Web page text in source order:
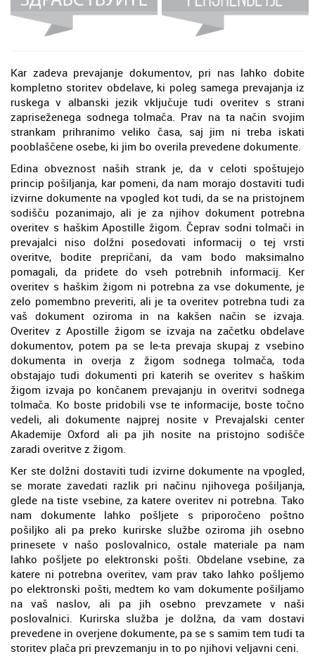
Kar zadeva prevajanje dokumentov, pri nas lahko dobite
kompletno storitev obdelave, ki poleg samega prevajanja iz
ruskega v albanski jezik vključuje tudi overitev s strani
zapriseženega sodnega tolmača. Prav na ta način svojim
strankam prihranimo veliko časa, saj jim ni treba iskati
pooblaščene osebe, ki jim bo overila prevedene dokumente.
Edina obveznost naših strank je, da v celoti spoštujejo
princip pošiljanja, kar pomeni, da nam morajo dostaviti tudi
izvirne dokumente na vpogled kot tudi, da se na pristojnem
sodišču pozanimajo, ali je za njihov dokument potrebna
overitev s haškim Apostille žigom. Čeprav sodni tolmači in
prevajalci niso dolžni posedovati informacij o tej vrsti
overitve, bodite prepričani, da vam bodo maksimalno
pomagali, da pridete do vseh potrebnih informacij. Ker
overitev s haškim žigom ni potrebna za vse dokumente, je
zelo pomembno preveriti, ali je ta overitev potrebna tudi za
vaš dokument oziroma in na kakšen način se izvaja.
Overitev z Apostille žigom se izvaja na začetku obdelave
dokumentov, potem pa se le-ta prevaja skupaj z vsebino
dokumenta in overja z žigom sodnega tolmača, toda
obstajajo tudi dokumenti pri katerih se overitev s haškim
žigom izvaja po končanem prevajanju in overitvi sodnega
tolmača. Ko boste pridobili vse te informacije, boste točno
vedeli, ali dokumente najprej nosite v Prevajalski center
Akademije Oxford ali pa jih nosite na pristojno sodišče
zaradi overitve z žigom.
Ker ste dolžni dostaviti tudi izvirne dokumente na vpogled,
se morate zavedati razlik pri načinu njihovega pošiljanja,
glede na tiste vsebine, za katere overitev ni potrebna. Tako
nam dokumente lahko pošljete s priporočeno poštno
pošiljko ali pa preko kurirske službe oziroma jih osebno
prinesete v našo poslovalnico, ostale materiale pa nam
lahko pošljete po elektronski pošti. Obdelane vsebine, za
katere ni potrebna overitev, vam prav tako lahko pošljemo
po elektronski pošti, medtem ko vam dokumente pošiljamo
na vaš naslov, ali pa jih osebno prevzamete v naši
poslovalnici. Kurirska služba je dolžna, da vam dostavi
prevedene in overjene dokumente, pa se s samim tem tudi ta
storitev plača pri prevzemanju in to po njihovi veljavni ceni.